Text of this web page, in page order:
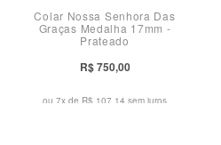
Colar Nossa Senhora Das
Graças Medalha 17mm -
Prateado
R$ 750,00
ou 7x de R$ 107,14 sem juros